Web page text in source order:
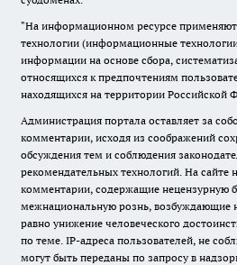
"На информационном ресурсе
технологии (информационные
информации на основе сбора,
относящихся к предпочтениям
находящихся на территории Российской
Администрация портала оставляет за
комментарии, исходя из соображений
обсуждения тем и соблюдения
рекомендательных технологий. На сайте
комментарии, содержащие нецензурную
межнациональную рознь, возбуждающие
равно унижение человеческого
по теме. IP-адреса пользователей, не
могут быть переданы по запросу в